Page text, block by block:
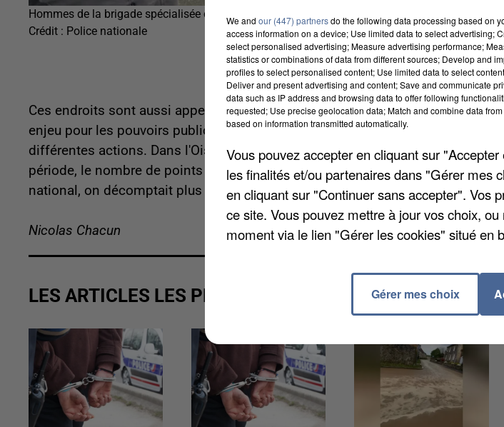
Hommes de la brigade spécialisée de terrain
Crédit : Police nationale
Ces endroits sont aussi appelés « points de deal » par le ministère de
enjeu pour les pouvoirs publics qui veulent les démanteler grâce au
différentes actions. Dans l'Oise, la situation a évolué entre fin 2022 et
période, le nombre de points de deal recensés est passé de 82 à 68. Sur
national, on décomptait plus de 2.980 endroits de ce genre.
Nicolas Chacun
LES ARTICLES LES PLUS VUS
We and our (447) partnersdo the following data processing based on
access information on a device; Use limited data to select advertising;
select personalised advertising; Measure advertising performance;
statistics or combinations of data from different sources; Develop and
profiles to select personalised content; Use limited data to select
Deliver and present advertising and content; Save and communicate
data such as IP address and browsing data to offer following
requested; Use precise geolocation data; Match and combine data
based on information transmitted automatically.
Vous pouvez accepter en cliquant sur
les finalités et/ou partenaires dans "Gérer mes
en cliquant sur "Continuer sans accepter". Vos
ce site. Vous pouvez mettre à jour vos choix,
moment via le lien "Gérer les cookies" situé en
Gérer mes choix